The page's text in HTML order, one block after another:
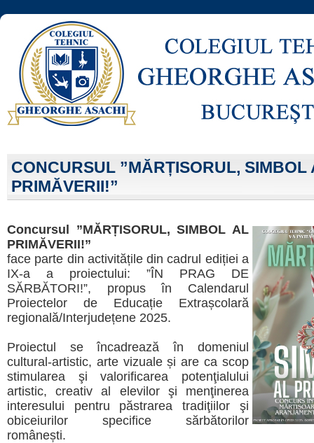
CONCURSUL ”MĂRȚISORUL, SIMBOL
PRIMĂVERII!”
Concursul ”MĂRȚISORUL, SIMBOL AL
PRIMĂVERII!”
face parte din activitățile din cadrul ediției a
IX-a a proiectului: ”ÎN PRAG DE
SĂRBĂTORI!”, propus în Calendarul
Proiectelor de Educație Extrașcolară
regională/Interjudețene 2025.
Proiectul se încadrează în domeniul
cultural-artistic, arte vizuale și are ca scop
stimularea şi valorificarea potenţialului
artistic, creativ al elevilor şi menţinerea
interesului pentru păstrarea tradiţiilor şi
obiceiurilor specifice sărbătorilor
românești.